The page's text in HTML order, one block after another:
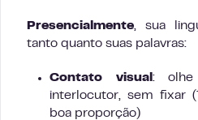
Presencialmente, sua
tanto quanto suas palavras:
Contato visual :
interlocutor, sem fixar
boa proporção)